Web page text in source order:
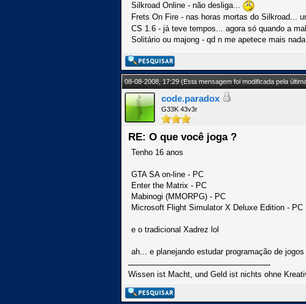
Silkroad Online - não desliga...
Frets On Fire - nas horas mortas do Silkroad...
CS 1.6 - já teve tempos... agora só quando a
Solitário ou majong - qd n me apetece mais nada
08-08-2008, 17:29(Esta mensagem foi modificada pela
code.paradox
G33K 43v3r
RE: O que você joga ?
Tenho 16 anos
GTA SA on-line - PC
Enter the Matrix - PC
Mabinogi (MMORPG) - PC
Microsoft Flight Simulator X Deluxe Edition - PC
e o tradicional Xadrez lol
ah... e planejando estudar programação de
Wissen ist Macht, und Geld ist nichts ohne